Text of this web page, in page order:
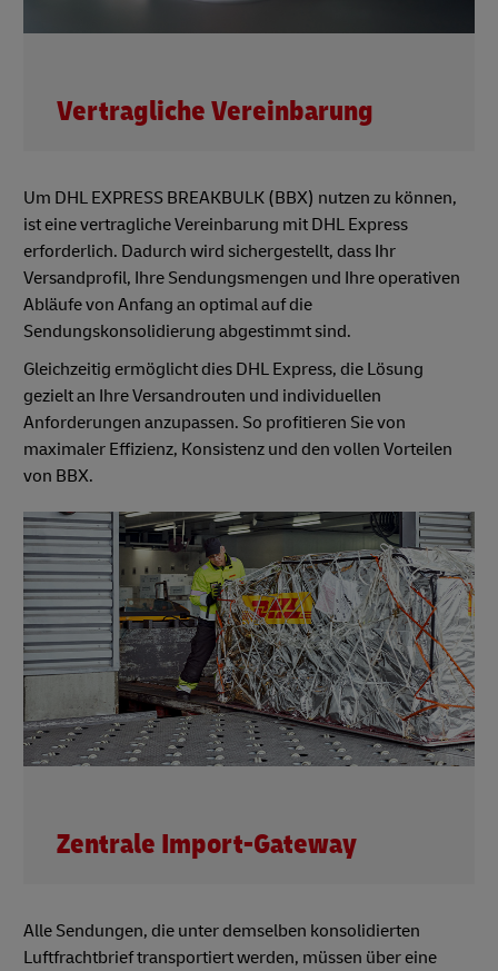
Vertragliche Vereinbarung
Um DHL EXPRESS BREAKBULK (BBX) nutzen zu können,
ist eine vertragliche Vereinbarung mit DHL Express
erforderlich. Dadurch wird sichergestellt, dass Ihr
Versandprofil, Ihre Sendungsmengen und Ihre operativen
Abläufe von Anfang an optimal auf die
Sendungskonsolidierung abgestimmt sind.
Gleichzeitig ermöglicht dies DHL Express, die Lösung
gezielt an Ihre Versandrouten und individuellen
Anforderungen anzupassen. So profitieren Sie von
maximaler Effizienz, Konsistenz und den vollen Vorteilen
von BBX.
Zentrale Import-Gateway
Alle Sendungen, die unter demselben konsolidierten
Luftfrachtbrief transportiert werden, müssen über eine